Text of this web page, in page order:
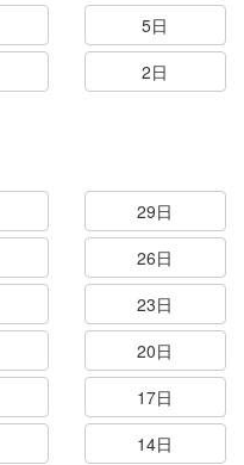
5日
2日
29日
26日
23日
20日
17日
14日